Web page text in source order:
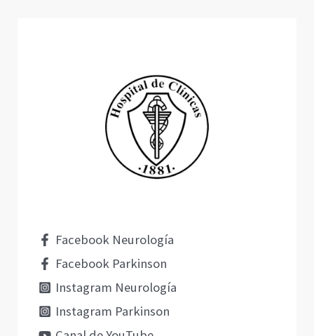
Facebook Neurología
Facebook Parkinson
Instagram Neurología
Instagram Parkinson